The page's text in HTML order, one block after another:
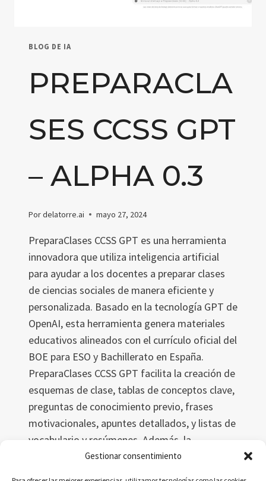
Gestionar consentimiento
BLOG DE IA
PREPARACLA
SES CCSS GPT
– ALPHA 0.3
Pordelatorre.ai mayo 27, 2024
PreparaClases CCSS GPT es una herramienta
innovadora que utiliza inteligencia artificial
para ayudar a los docentes a preparar clases
de ciencias sociales de manera eficiente y
personalizada. Basado en la tecnología GPT de
OpenAI, esta herramienta genera materiales
educativos alineados con el currículo oficial del
BOE para ESO y Bachillerato en España.
PreparaClases CCSS GPT facilita la creación de
esquemas de clase, tablas de conceptos clave,
preguntas de conocimiento previo, frases
motivacionales, apuntes detallados, y listas de
vocabulario y resúmenes. Además, la
herramienta está en constante evolución,